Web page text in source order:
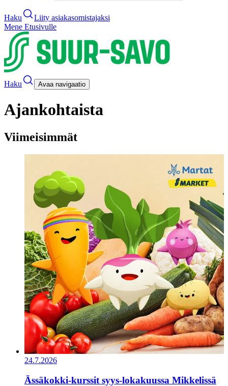
Haku
Liity asiakasomistajaksi
Mene Etusivulle
Haku Avaa navigaatio
Ajankohtaista
Viimeisimmät
24.7.2026
Ässäkokki-kurssit syys-lokakuussa Mikkelissä